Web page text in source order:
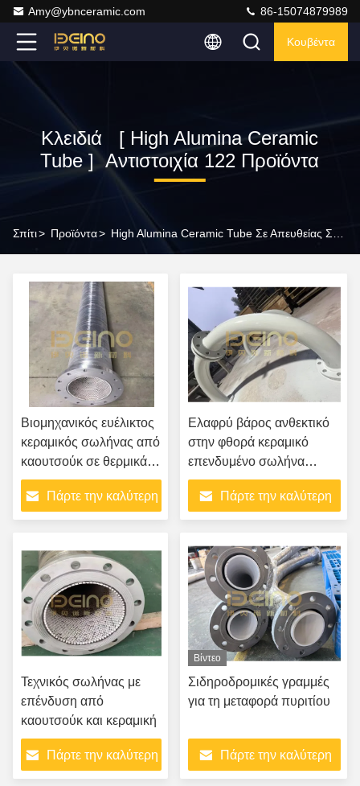
Amy@ybnceramic.com 86-15074879989
Κουβέντα
Κλειδιά [ High Alumina Ceramic
Tube ] Αντιστοιχία 122 Προϊόντα
Σπίτι> Προϊόντα>
Βιομηχανικός ευέλικτος
κεραμικός σωλήνας από
καουτσούκ σε θερμικά
εργοστάσια
Πάρτε την καλύτερη
Ελαφρύ βάρος ανθεκτικό
στην φθορά κεραμικό
επενδυμένο σωλήνα
προσαρμοσμένο σε
προσαρμοσμένο μήκος για
την εξορυκτική βιομηχανία
Πάρτε την καλύτερη
Τεχνικός σωλήνας με
επένδυση από
καουτσούκ και κεραμική
Πάρτε την καλύτερη
Βίντεο
Σιδηροδρομικές γραμμές
για τη μεταφορά πυριτίου
Πάρτε την καλύτερη